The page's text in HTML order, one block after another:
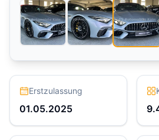
Erstzulassung
01.05.2025